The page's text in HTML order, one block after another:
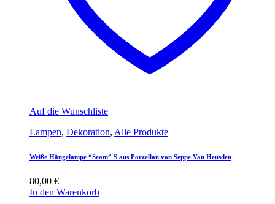
Auf die Wunschliste
Lampen, Dekoration, Alle Produkte
Weiße Hängelampe “Seam” S aus Porzellan von Seppe Van Heusden
80,00 €
In den Warenkorb